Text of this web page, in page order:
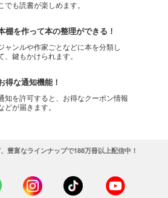
こでも読書が楽しめます。
棚を作って本の整理ができる！
ャンルや作家ごとなどに本を分類し
、鍵もかけられます。
得な通知機能！
知を許可すると、お得なクーポン情報
どが届きます。
豊富なラインナップで188万冊以上配信中！